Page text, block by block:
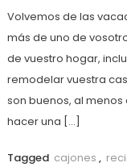
Volvemos de las
más de uno de
de vuestro hogar,
remodelar vuestra
son buenos, al menos
hacer una […]
Tagged cajones ,